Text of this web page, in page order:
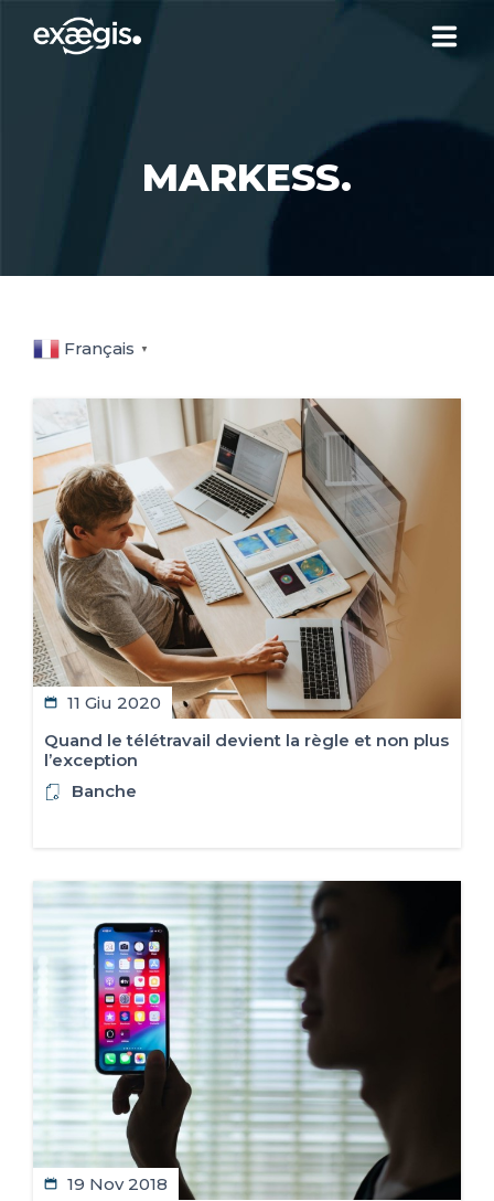
LE NOSTRE OFFERTE
SPAZIO CLIENTE
IT FR ES
MARKESS.
Français ▼
11 Giu 2020
Quand le télétravail devient la règle et non plus
l’exception
Banche
19 Nov 2018